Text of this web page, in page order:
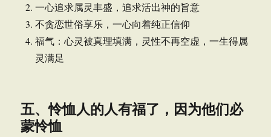
一心追求属灵丰盛，追求活出神的旨意
不贪恋世俗享乐，一心向着纯正信仰
福气：心灵被真理填满，灵性不再空虚，一生得属
灵满足
五、怜恤人的人有福了，因为他们必
蒙怜恤